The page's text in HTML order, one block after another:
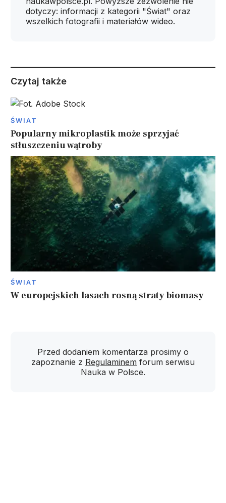
dotyczy: informacji z kategorii "Świat" oraz
wszelkich fotografii i materiałów wideo.
Czytaj także
ŚWIAT
Popularny mikroplastik może sprzyjać
stłuszczeniu wątroby
ŚWIAT
W europejskich lasach rosną straty biomasy
Przed dodaniem komentarza prosimy o
zapoznanie z Regulaminem forum serwisu
Nauka w Polsce.